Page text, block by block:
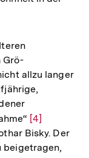
Grö-
allzu langer
Zur
Auflösung
der
[4]
Bisky. Der
beigetragen,